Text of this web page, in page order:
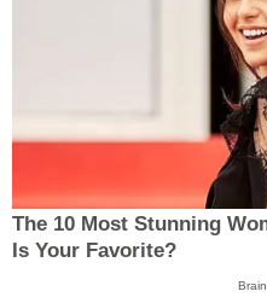
The 10 Most Stunning
Is Your Favorite?